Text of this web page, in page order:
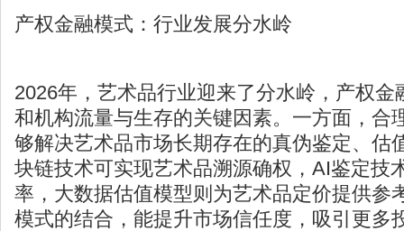
产权金融模式：行业发展分水岭
2026年，艺术品行业迎来了分水岭，产权金
和机构流量与生存的关键因素。一方面，合
够解决艺术品市场长期存在的真伪鉴定、估
块链技术可实现艺术品溯源确权，AI鉴定技
率，大数据估值模型则为艺术品定价提供参
模式的结合，能提升市场信任度，吸引更多